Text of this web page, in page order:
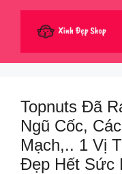
dung
Topnuts Đã
Ngũ Cốc,
Mạch,.. 1 Vị
Đẹp Hết Sức